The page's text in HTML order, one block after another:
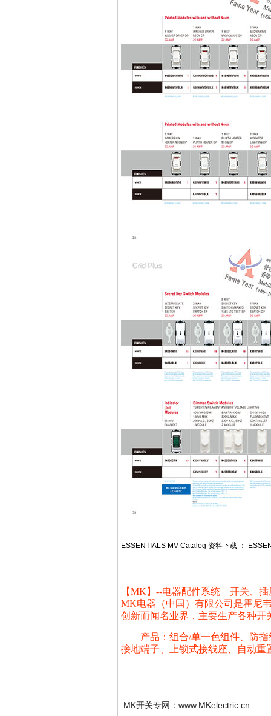
ESSENTIALS MV Catalog 资料下载 ：
【MK】--电器配件系统 开关、插
MK电器（中国）有限公司是霍尼
创新而闻名业界，主要生产各种开
产品：组合/单一色组件、防指
接地端子、上锁式接线座、自动
MK开关专网：www.MKelectric.cn